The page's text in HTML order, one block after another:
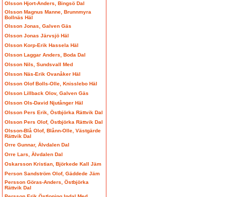
Olsson Hjort-Anders, Bingsö Dal
Olsson Magnus Manne, Brunnmyra
Bollnäs Häl
Olsson Jonas, Galven Gäs
Olsson Jonas Järvsjö Häl
Olsson Korp-Erik Hassela Häl
Olsson Laggar Anders, Boda Dal
Olsson Nils, Sundsvall Med
Olsson Näs-Erik Ovanåker Häl
Olsson Olof Bolls-Olle, Knisslebo Häl
Olsson Lillback Olov, Galven Gäs
Olsson Ols-David Njutånger Häl
Olsson Pers Erik, Östbjörka Rättvik Dal
Olsson Pers Olof, Östbjörka Rättvik Dal
Olsson-Blå Olof, Blånn-Olle, Västgärde
Rättvik Dal
Orre Gunnar, Älvdalen Dal
Orre Lars, Älvdalen Dal
Oskarsson Kristian, Björkede Kall Jäm
Person Sandström Olof, Gäddede Jäm
Persson Göras-Anders, Östbjörka
Rättvik Dal